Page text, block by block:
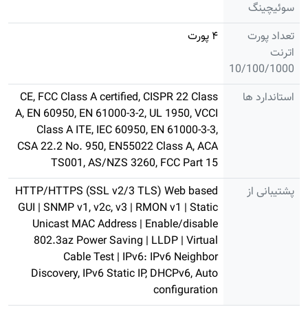
سوئیچینگ
تعداد پورت
اترنت
10/100/1000
۴ پورت
استاندارد ها
CE, FCC Class A certified, CISPR 22 Class
A, EN 60950, EN 61000-3-2, UL 1950, VCCI
Class A ITE, IEC 60950, EN 61000-3-3,
CSA 22.2 No. 950, EN55022 Class A, ACA
TS001, AS/NZS 3260, FCC Part 15
پشتیبانی از
HTTP/HTTPS (SSL v2/3 TLS) Web based
GUI | SNMP v1, v2c, v3 | RMON v1 | Static
Unicast MAC Address | Enable/disable
802.3az Power Saving | LLDP | Virtual
Cable Test | IPv6: IPv6 Neighbor
Discovery, IPv6 Static IP, DHCPv6, Auto
configuration